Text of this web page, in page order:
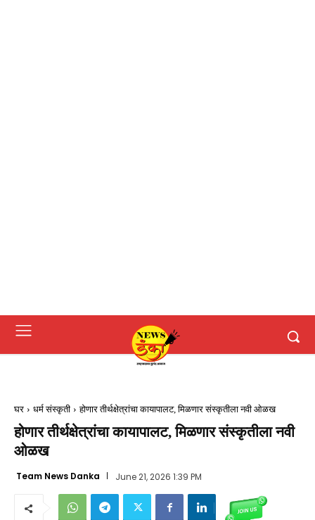
घर धर्म संस्कृती होणार तीर्थक्षेत्रांचा कायापालट, मिळणार संस्कृतीला नवी ओळख
होणार तीर्थक्षेत्रांचा कायापालट, मिळणार संस्कृतीला नवी
ओळख
Team News Danka June 21, 2026 1:39 PM